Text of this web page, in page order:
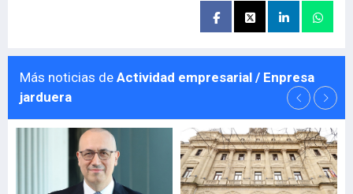
Más noticias de Actividad empresarial / Enpresa
jarduera